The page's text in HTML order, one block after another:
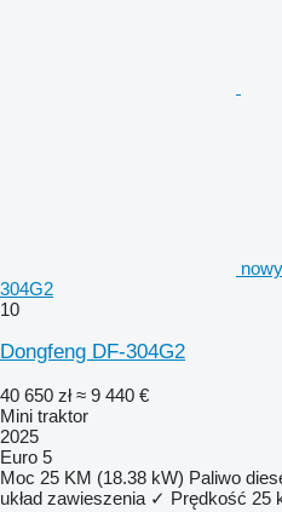
304G2
10
Dongfeng DF-304G2
40 650 zł ≈ 9 440 €
Mini traktor
2025
Euro 5
Moc 25 KM (18.38 kW) Paliwo
układ zawieszenia ✓ Prędkość 25